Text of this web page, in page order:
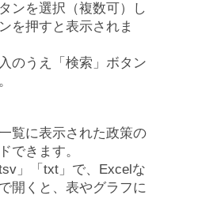
ンを選択（複数可）し
を押すと表示されま
のうえ「検索」ボタン
覧に表示された政策の
できます。
」「txt」で、Excelな
開くと、表やグラフに